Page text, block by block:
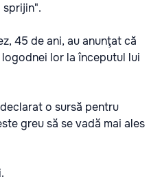
sprijin".
45 de ani, au anunţat că
lor la începutul lui
o sursă pentru
greu să se vadă mai ales